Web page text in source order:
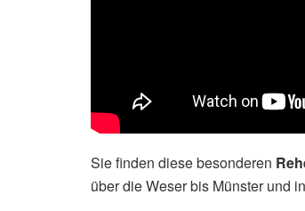
Sie finden diese besonderen
über die Weser bis Münster und